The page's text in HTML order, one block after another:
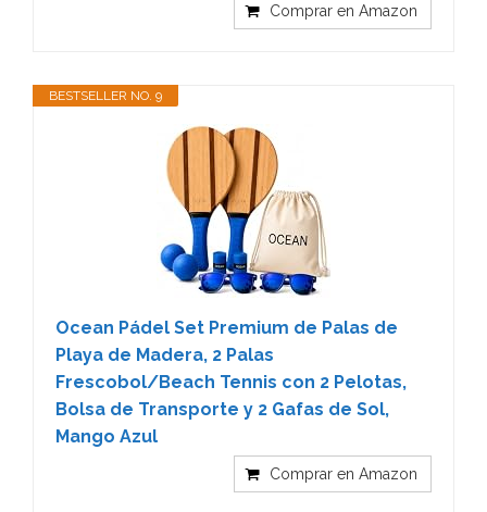
Comprar en Amazon
BESTSELLER NO. 9
Ocean Pádel Set Premium de Palas de
Playa de Madera, 2 Palas
Frescobol/Beach Tennis con 2 Pelotas,
Bolsa de Transporte y 2 Gafas de Sol,
Mango Azul
Comprar en Amazon